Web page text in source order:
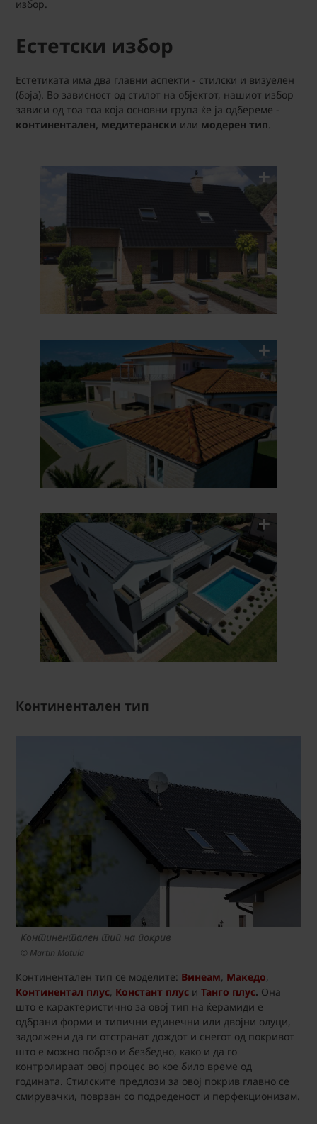
избор.
Естетски избор
Естетиката има два главни аспекти - стилски и визуелен
(боја). Во зависност од стилот на објектот, нашиот избор
зависи од тоа тоа која основни група ќе ја одбереме -
континентален, медитерански или модерен тип.
Континентален тип
Континентален тип на покрив
© Martin Matula
Континентален тип се моделите: Винеам, Македо,
Континентал плус, Констант плус и Танго плус. Она
што е карактеристично за овој тип на ќерамиди е
одбрани форми и типични единечни или двојни олуци,
задолжени да ги отстранат дождот и снегот од покривот
што е можно побрзо и безбедно, како и да го
контролираат овој процес во кое било време од
годината. Стилските предлози за овој покрив главно се
смирувачки, поврзан со подреденост и перфекционизам.